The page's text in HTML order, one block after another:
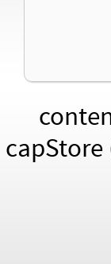
capStore